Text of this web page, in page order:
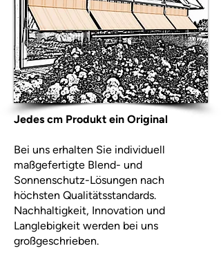
Jedes cm Produkt ein Original
Bei uns erhalten Sie individuell
maßgefertigte Blend- und
Sonnenschutz-Lösungen nach
höchsten Qualitätsstandards.
Nachhaltigkeit, Innovation und
Langlebigkeit werden bei uns
großgeschrieben.